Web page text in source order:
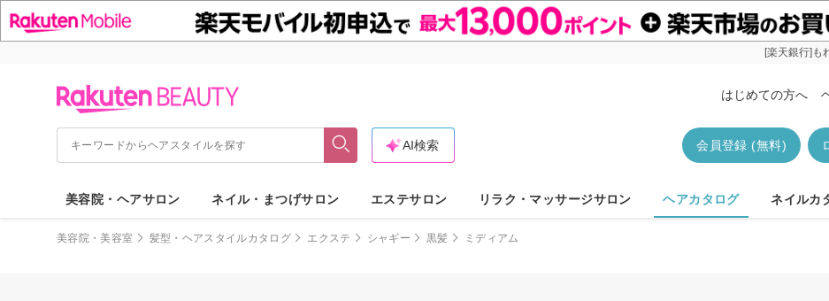
[楽天銀行]も
はじめての方へ
会員登録 (無料)
AI検索
美容院・ヘアサロン ネイル・まつげサロン エステサロン リラク・マッサージサロン ヘアカタログ ネイルカ
美容院・美容室 髪型・ヘアスタイルカタログ エクステ シャギー 黒髪 ミディアム